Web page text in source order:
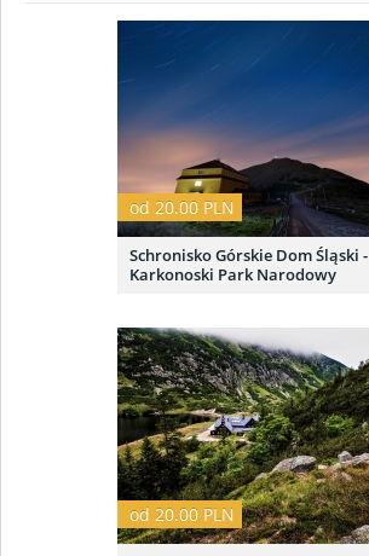
od 20.00 PLN
Schronisko Górskie Dom Śląski -
Karkonoski Park Narodowy
od 20.00 PLN